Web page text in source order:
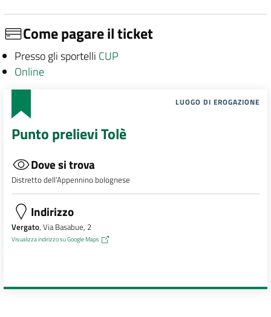
Come pagare il ticket
Presso gli sportelli CUP
Online
LUOGO DI EROGAZIONE
Punto prelievi Tolè
Dove si trova
Distretto dell’Appennino bolognese
Indirizzo
Vergato, Via Basabue, 2
Visualizza indirizzo su Google Maps